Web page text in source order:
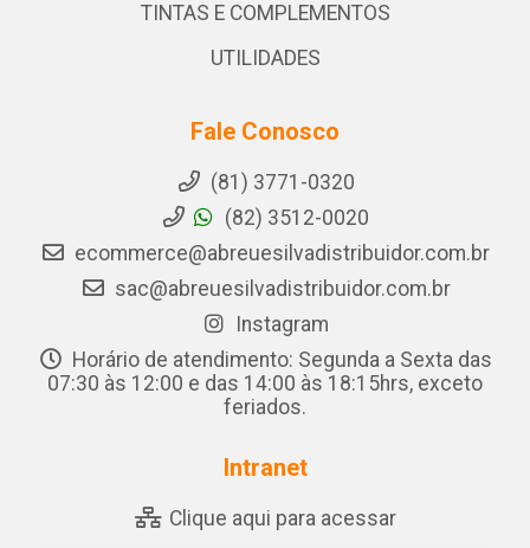
TINTAS E COMPLEMENTOS
UTILIDADES
Fale Conosco
(81) 3771-0320
(82) 3512-0020
ecommerce@abreuesilvadistribuidor.com.br
sac@abreuesilvadistribuidor.com.br
Instagram
Horário de atendimento: Segunda a Sexta das
07:30 às 12:00 e das 14:00 às 18:15hrs, exceto
feriados.
Intranet
Clique aqui para acessar